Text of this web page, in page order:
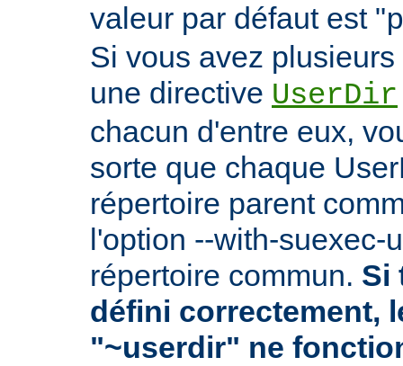
valeur par défaut est "
Si vous avez
une directive UserDir
chacun d'entre eux,
sorte que chaque
répertoire parent
l'option --with-suexec-
répertoire commun. Si
défini correctement,
"~userdir" ne